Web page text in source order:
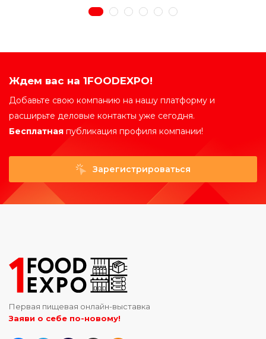
Ждем вас на 1FOODEXPO!
Добавьте свою компанию на нашу платформу и
расширьте деловые контакты уже сегодня.
Бесплатная публикация профиля компании!
Зарегистрироваться
Первая пищевая онлайн-выставка
Заяви о себе по-новому!